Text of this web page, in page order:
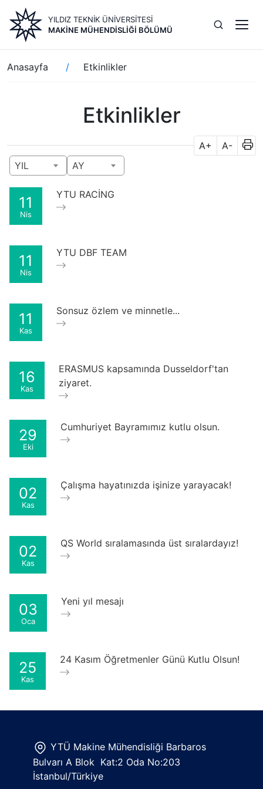
içeriğe
atla
YILDIZ TEKNİK ÜNİVERSİTESİ
MAKINE MÜHENDISLIĞI BÖLÜMÜ
Sayfa
yolu
Anasayfa Etkinlikler
Etkinlikler
A+
A-
YIL
AY
11
Nis
YTU RACİNG
11
Nis
YTU DBF TEAM
11
Kas
Sonsuz özlem ve minnetle...
16
Kas
ERASMUS kapsamında Dusseldorf'tan
ziyaret.
29
Eki
Cumhuriyet Bayramımız kutlu olsun.
02
Kas
Çalışma hayatınızda işinize yarayacak!
02
Kas
QS World sıralamasında üst sıralardayız!
03
Oca
Yeni yıl mesajı
25
Kas
24 Kasım Öğretmenler Günü Kutlu Olsun!
YTÜ Makine Mühendisliği Barbaros
Bulvarı A Blok Kat:2 Oda No:203
İstanbul/Türkiye